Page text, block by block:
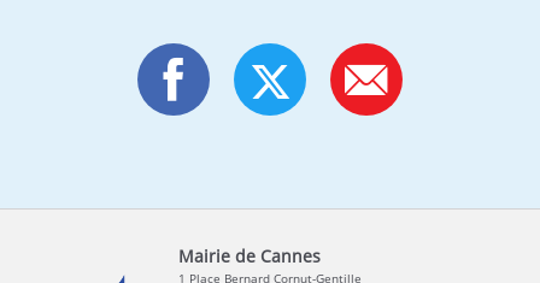
Mairie de Cannes
1 Place Bernard Cornut-Gentille